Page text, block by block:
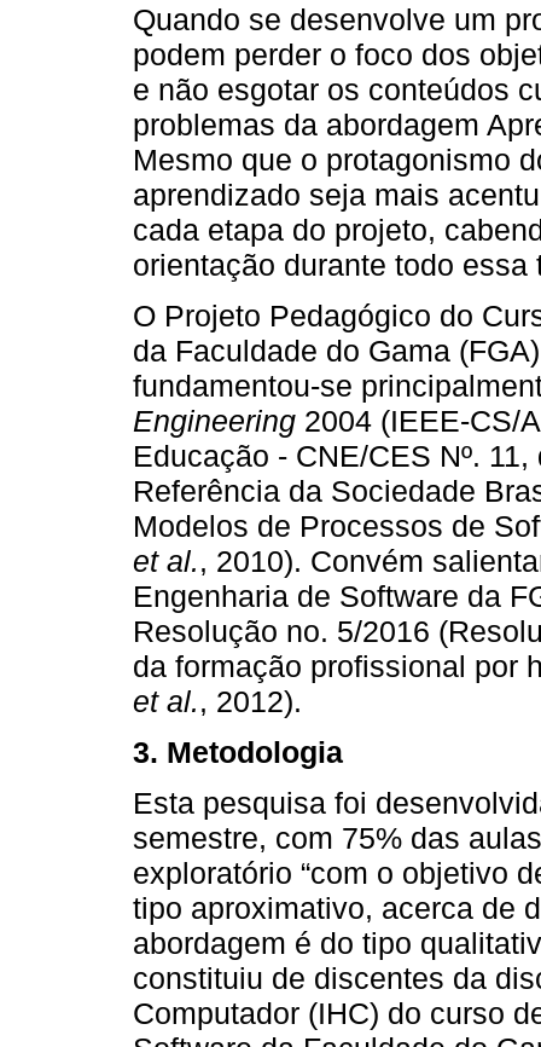
Quando se desenvolve um
podem perder o foco dos
e não esgotar os conteúdos
problemas da abordagem
Mesmo que o protagonismo
aprendizado seja mais
cada etapa do projeto,
orientação durante todo
O Projeto Pedagógico do
da Faculdade do Gama
fundamentou-se
Engineering 2004 (IEEE-CS/
Educação - CNE/CES Nº.
Referência da Sociedade
Modelos de Processos de
et al., 2010). Convém
Engenharia de Software da
Resolução no. 5/2016
da formação profissional por
et al., 2012).
3. Metodologia
Esta pesquisa foi
semestre, com 75% das
exploratório “com o objetivo
tipo aproximativo, acerca de
abordagem é do tipo
constituiu de discentes da
Computador (IHC) do curso